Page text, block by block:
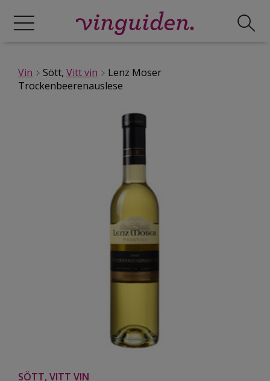
Vin Sött, Vitt vin
Lenz Moser
Trockenbeerenauslese
SÖTT, VITT VIN